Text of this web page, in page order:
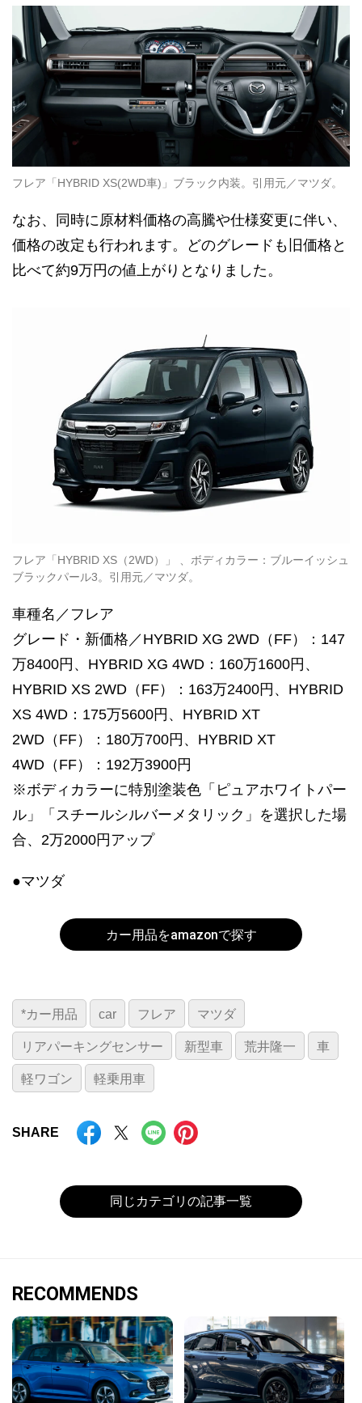
フレア「HYBRID XS(2WD車)」ブラック内装。引用元／マツダ。
なお、同時に原材料価格の高騰や仕様変更に伴い、
価格の改定も行われます。どのグレードも旧価格と
比べて約9万円の値上がりとなりました。
フレア「HYBRID XS（2WD）」 、ボディカラー：ブルーイッシュ
ブラックパール3。引用元／マツダ。
車種名／フレア
グレード・新価格／HYBRID XG 2WD（FF）：147
万8400円、HYBRID XG 4WD：160万1600円、
HYBRID XS 2WD（FF）：163万2400円、HYBRID
XS 4WD：175万5600円、HYBRID XT
2WD（FF）：180万700円、HYBRID XT
4WD（FF）：192万3900円
※ボディカラーに特別塗装色「ピュアホワイトパー
ル」「スチールシルバーメタリック」を選択した場
合、2万2000円アップ
●マツダ
カー用品をamazonで探す
*カー用品 car フレア マツダ
リアパーキングセンサー 新型車 荒井隆一 車
軽ワゴン 軽乗用車
SHARE
同じカテゴリの記事一覧
RECOMMENDS